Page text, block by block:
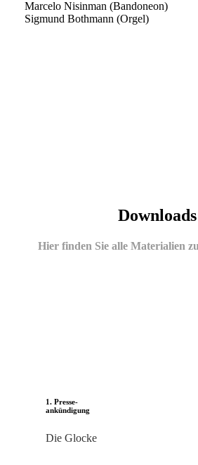
Marcelo Nisinman (Bandoneon)
Sigmund Bothmann (Orgel)
Downloads
Hier finden Sie alle Materialien
1. Presse-
ankündigung
Die Glocke